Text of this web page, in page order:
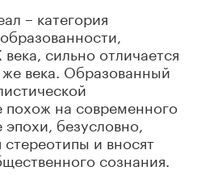
– категория
сильно отличается
века. Образованный
похож на современного
безусловно,
и вносят
сознания.